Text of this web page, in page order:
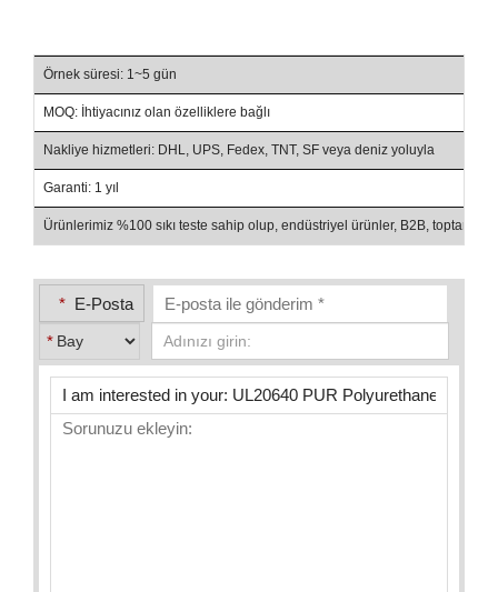
Örnek süresi: 1~5 gün
MOQ: İhtiyacınız olan özelliklere bağlı
Nakliye hizmetleri: DHL, UPS, Fedex, TNT, SF veya deniz yoluyla
Garanti: 1 yıl
Ürünlerimiz %100 sıkı teste sahip olup, endüstriyel ürünler, B2B, toptan
* E-Posta
*